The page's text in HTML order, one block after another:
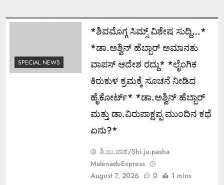
SPECIAL NEWS
*ಶಿವಮೊಗ್ಗ ಸಿಮ್ಸ್ ವಿಶೇಷ ಸುದ್ದಿ…*
*ಡಾ.ಅಶ್ವಿನ್ ಹೆಬ್ಬಾರ್ ಅಮಾನತು
ವಾಪಸ್ ಆದೇಶ ರದ್ದು* *ಲೈಂಗಿಕ
ಕಿರುಕುಳ ಕ್ರಮಕ್ಕೆ ಸೂಚನೆ ನೀಡಿದ
ಹೈಕೋರ್ಟ್* *ಡಾ.ಅಶ್ವಿನ್ ಹೆಬ್ಬಾರ್
ಮತ್ತು ಡಾ.ವಿರುಪಾಕ್ಷಪ್ಪ ಮುಂದಿನ ಕಥೆ
ಏನು?*
ಶಿ.ಜು.ಪಾಶ/Shi.ju.pasha
MalenaduExpress
August 7, 2026
0 1 mins